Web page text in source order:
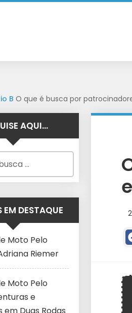
B O que é busca por
AQUI…
DESTAQUE
Moto Pelo
Riemer
Moto Pelo
e